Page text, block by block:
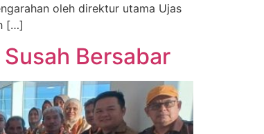
oleh direktur utama Ujas
[…]
Bersabar